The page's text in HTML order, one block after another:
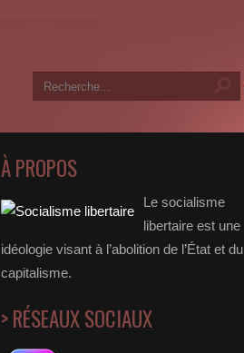
À PROPOS
Le socialisme
libertaire est une
idéologie visant à l’abolition de l’État et du
capitalisme.
> RÉSEAUX SOCIAUX